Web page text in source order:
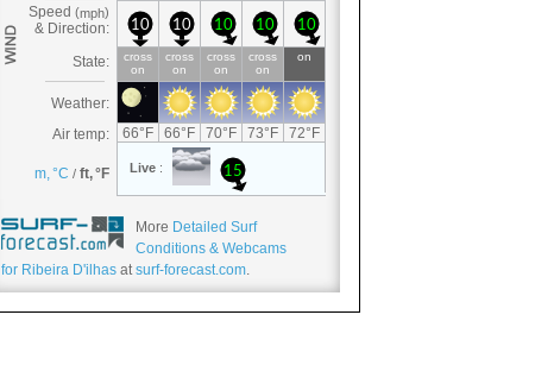
More Detailed Surf
Conditions & Webcams
for Ribeira D'ilhas at surf-forecast.com.